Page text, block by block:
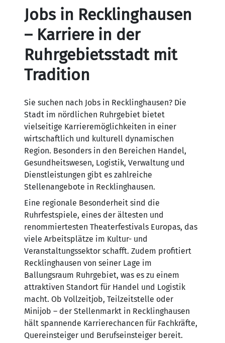
Jobs in Recklinghausen
– Karriere in der
Ruhrgebietsstadt mit
Tradition
Sie suchen nach Jobs in Recklinghausen? Die
Stadt im nördlichen Ruhrgebiet bietet
vielseitige Karrieremöglichkeiten in einer
wirtschaftlich und kulturell dynamischen
Region. Besonders in den Bereichen Handel,
Gesundheitswesen, Logistik, Verwaltung und
Dienstleistungen gibt es zahlreiche
Stellenangebote in Recklinghausen.
Eine regionale Besonderheit sind die
Ruhrfestspiele, eines der ältesten und
renommiertesten Theaterfestivals Europas, das
viele Arbeitsplätze im Kultur- und
Veranstaltungssektor schafft. Zudem profitiert
Recklinghausen von seiner Lage im
Ballungsraum Ruhrgebiet, was es zu einem
attraktiven Standort für Handel und Logistik
macht. Ob Vollzeitjob, Teilzeitstelle oder
Minijob – der Stellenmarkt in Recklinghausen
hält spannende Karrierechancen für Fachkräfte,
Quereinsteiger und Berufseinsteiger bereit.